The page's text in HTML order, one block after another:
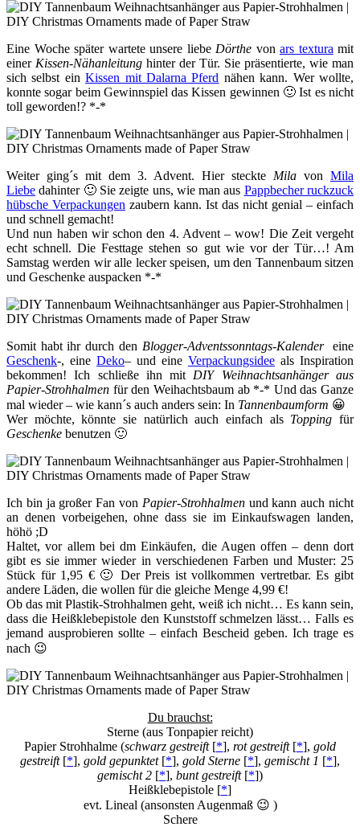
Eine Woche später wartete unsere liebe Dörthe von ars textura mit
einer Kissen-Nähanleitung hinter der Tür. Sie präsentierte, wie man
sich selbst einKissen mit Dalarna Pferd nähen kann. Wer wollte,
konnte sogar beim Gewinnspiel das Kissen gewinnen 🙂 Ist es nicht
toll geworden!? *-*
Weiter ging´s mit dem 3. Advent. Hier steckte Mila von Mila
Liebe dahinter 🙂 Sie zeigte uns, wie man aus Pappbecher ruckzuck
hübsche Verpackungen zaubern kann. Ist das nicht genial – einfach
und schnell gemacht!
Und nun haben wir schon den 4. Advent – wow! Die Zeit vergeht
echt schnell. Die Festtage stehen so gut wie vor der Tür…! Am
Samstag werden wir alle lecker speisen, um den Tannenbaum sitzen
und Geschenke auspacken *-*
Somit habt ihr durch den Blogger-Adventssonntags-Kalendereine
Geschenk-, eine Deko– und eine Verpackungsidee als Inspiration
bekommen! Ich schließe ihn mit DIY Weihnachtsanhänger aus
Papier-Strohhalmen für den Weihachtsbaum ab *-* Und das Ganze
mal wieder – wie kann´s auch anders sein: In Tannenbaumform 😀
Wer möchte, könnte sie natürlich auch einfach als Topping für
Geschenke benutzen 🙂
Ich bin ja großer Fan von Papier-Strohhalmenund kann auch nicht
an denen vorbeigehen, ohne dass sie im Einkaufswagen landen,
höhö ;D
Haltet, vor allem bei dm Einkäufen, die Augen offen – denn dort
gibt es sie immer wieder in verschiedenen Farben und Muster: 25
Stück für 1,95 € 🙂 Der Preis ist vollkommen vertretbar. Es gibt
andere Läden, die wollen für die gleiche Menge 4,99 €!
Ob das mit Plastik-Strohhalmen geht, weiß ich nicht… Es kann sein,
dass die Heißklebepistole den Kunststoff schmelzen lässt… Falls es
jemand ausprobieren sollte – einfach Bescheid geben. Ich trage es
nach 😉
Du brauchst:
Sterne (aus Tonpapier reicht)
Papier Strohhalme (schwarz gestreift[*], rot gestreift[*], gold
gestreift[*], gold gepunktet[*], gold Sterne [*], gemischt 1 [*],
gemischt 2 [*], bunt gestreift[*])
Heißklebepistole [*]
evt. Lineal (ansonsten Augenmaß 😉 )
Schere